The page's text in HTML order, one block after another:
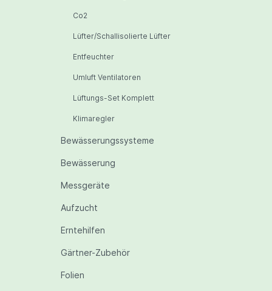
Co2
Lüfter/Schallisolierte Lüfter
Entfeuchter
Umluft Ventilatoren
Lüftungs-Set Komplett
Klimaregler
Bewässerungssysteme
Bewässerung
Messgeräte
Aufzucht
Erntehilfen
Gärtner-Zubehör
Folien